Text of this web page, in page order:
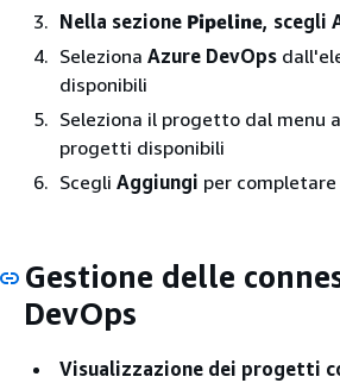
Nella sezione Pipeline, scegli
Seleziona Azure DevOps
disponibili
Seleziona il progetto dal menu
progetti disponibili
Scegli Aggiungi per
Gestione delle
DevOps
Visualizzazione dei progetti